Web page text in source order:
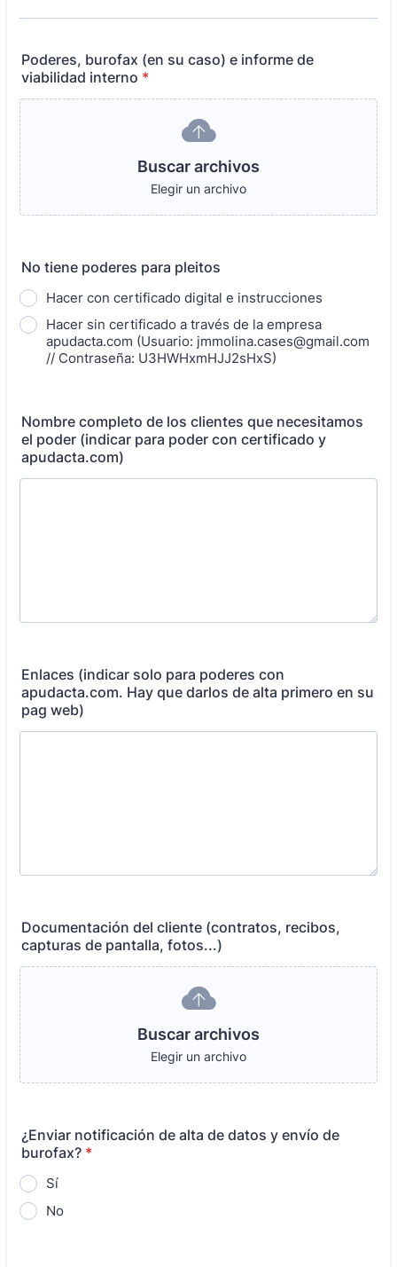
Poderes, burofax (en su caso) e informe de
viabilidad interno *
Buscar archivos
Elegir un archivo
No tiene poderes para pleitos
Hacer con certificado digital e instrucciones
Hacer sin certificado a través de la empresa
apudacta.com (Usuario: jmmolina.cases@gmail.com
// Contraseña: U3HWHxmHJJ2sHxS)
Nombre completo de los clientes que necesitamos
el poder (indicar para poder con certificado y
apudacta.com)
Enlaces (indicar solo para poderes con
apudacta.com. Hay que darlos de alta primero en su
pag web)
Documentación del cliente (contratos, recibos,
capturas de pantalla, fotos...)
Buscar archivos
Elegir un archivo
¿Enviar notificación de alta de datos y envío de
burofax? *
Sí
No